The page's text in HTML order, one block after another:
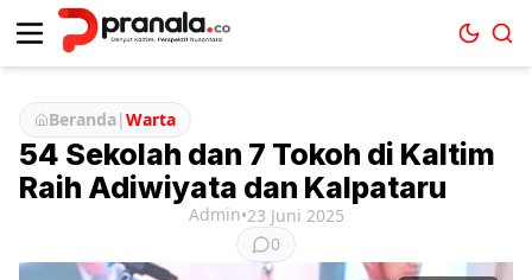
Beranda|Warta
54 Sekolah dan 7 Tokoh di Kaltim
Raih Adiwiyata dan Kalpataru
Admin•23 Juni 2025
0